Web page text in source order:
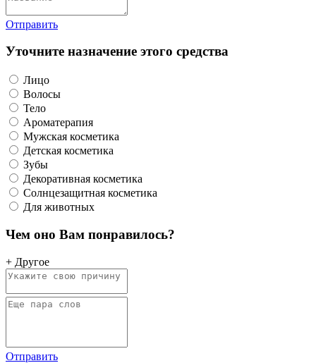
Отправить
Уточните назначение этого средства
Лицо
Волосы
Тело
Ароматерапия
Мужская косметика
Детская косметика
Зубы
Декоративная косметика
Солнцезащитная косметика
Для животных
Чем оно Вам понравилось?
+ Другое
Отправить